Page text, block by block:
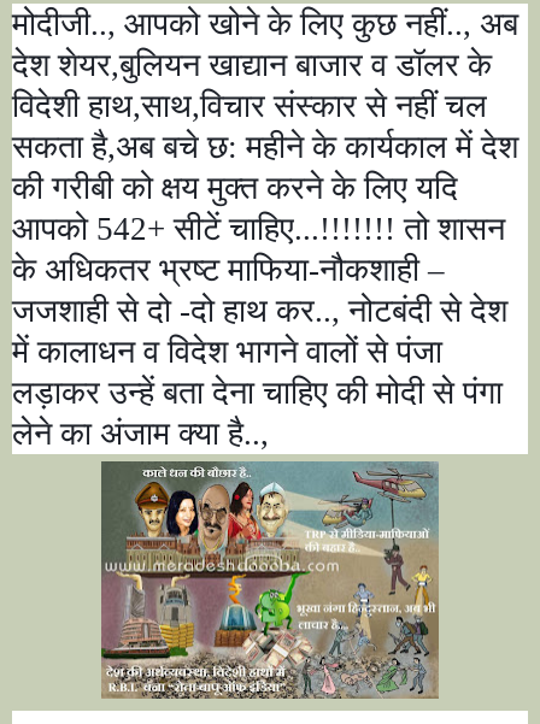
मोदीजी.., आपको खोने के लिए कुछ नहीं.., अब
देश शेयर,बुलियन खाद्यान बाजार व डॉलर के
विदेशी हाथ,साथ,विचार संस्कार से नहीं चल
सकता है,अब बचे छ: महीने के कार्यकाल में देश
की गरीबी को क्षय मुक्त करने के लिए यदि
आपको 542+सीटें चाहिए...!!!!!!! तो शासन
के अधिकतर भ्रष्ट माफिया-नौकशाही–
जजशाही से दो -दो हाथ कर..,नोटबंदी से देश
में कालाधन व विदेश भागने वालों से पंजा
लड़ाकर उन्हें बता देना चाहिए की मोदी से पंगा
लेने का अंजाम क्या है..,